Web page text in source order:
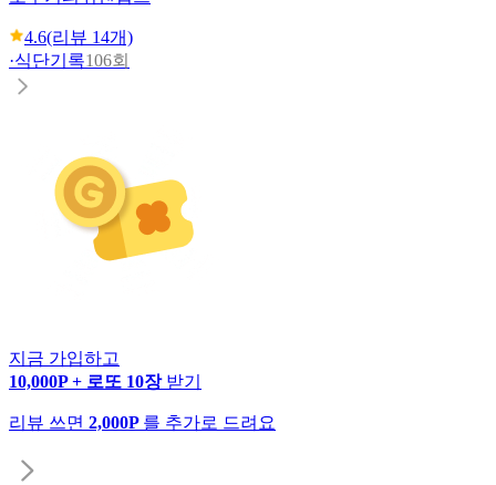
4.6(리뷰 14개)
·식단기록106회
지금 가입하고
10,000P + 로또 10장 받기
리뷰 쓰면 2,000P 를 추가로 드려요